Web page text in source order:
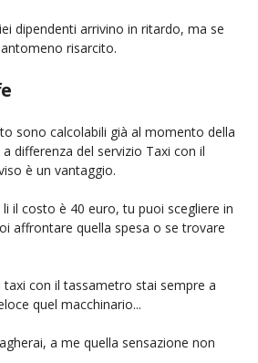
dipendenti arrivino in ritardo, ma se
risarcito.
sono calcolabili già al momento della
differenza del servizio Taxi con il
è un vantaggio.
il costo è 40 euro, tu puoi scegliere in
affrontare quella spesa o se trovare
taxi con il tassametro stai sempre a
quel macchinario...
a me quella sensazione non